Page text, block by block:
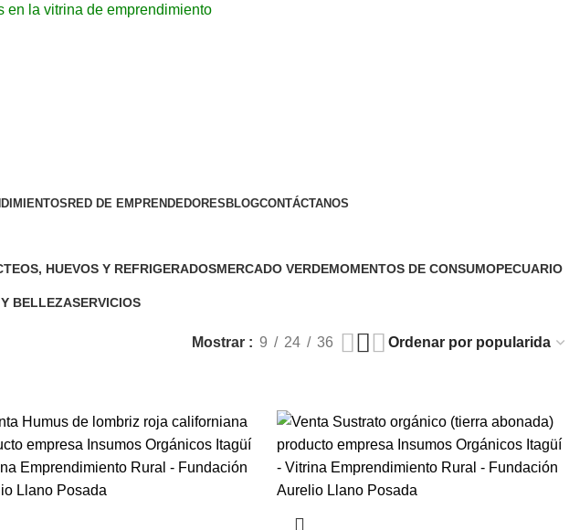
en la vitrina de emprendimiento
RED DE EMPRENDEDORES BLOGCONTÁCTANOS
HUEVOS Y REFRIGERADOSMERCADO VERDEMOMENTOS DE CONSUMOPECUARIO
BELLEZASERVICIOS
Mostrar 9 24 36